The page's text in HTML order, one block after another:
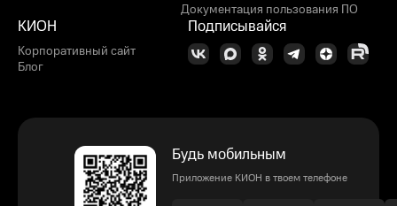
Документация пользования ПО
КИОН
Корпоративный сайт
Блог
Подписывайся
Будь мобильным
Приложение КИОН в твоем телефоне